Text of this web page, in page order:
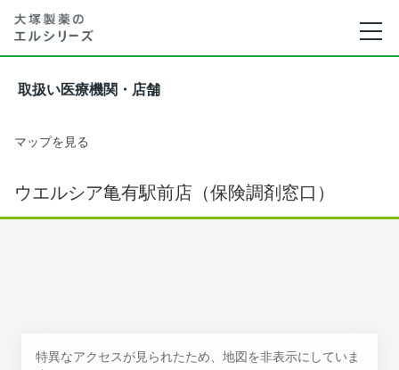
取扱い医療機関・店舗
マップを見る
ウエルシア亀有駅前店（保険調剤窓口）
特異なアクセスが見られたため、地図を非表示にしていま